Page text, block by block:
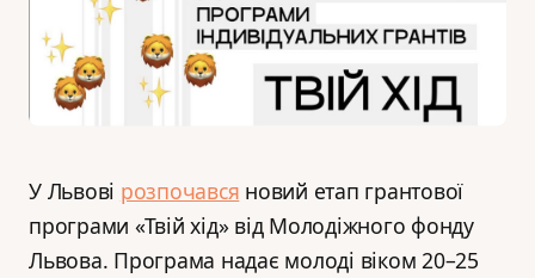
У Львові розпочався новий етап грантової
програми «Твій хід» від Молодіжного фонду
Львова. Програма надає молоді віком 20–25